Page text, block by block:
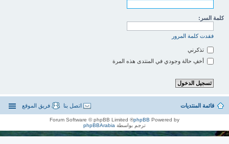
كلمة السر:
فقدت كلمة المرور
تذكرني
أخفِ حالة وجودي في المنتدى هذه المرة
قائمة المنتديات فريق الموقع اتصل بنا
Powered by
phpBB
® Forum Software © phpBB Limited
ترجم بواسطة phpBBArabia